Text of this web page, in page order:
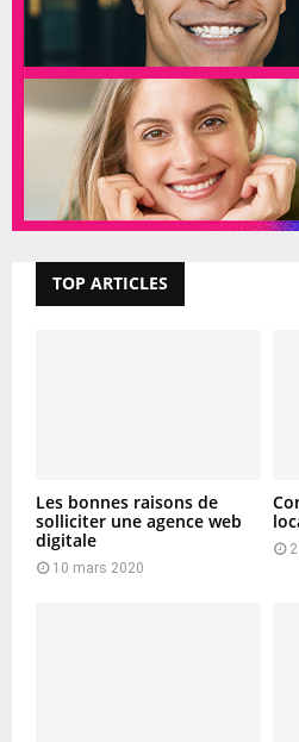
TOP ARTICLES
Les bonnes raisons de
solliciter une agence web
digitale
10 mars 2020